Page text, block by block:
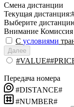
Смена дистанции
Текущая дистанция:
Выберите
Внимание
С условиями
Далее
Передача номера
#DISTANCE#
#NUMBER#